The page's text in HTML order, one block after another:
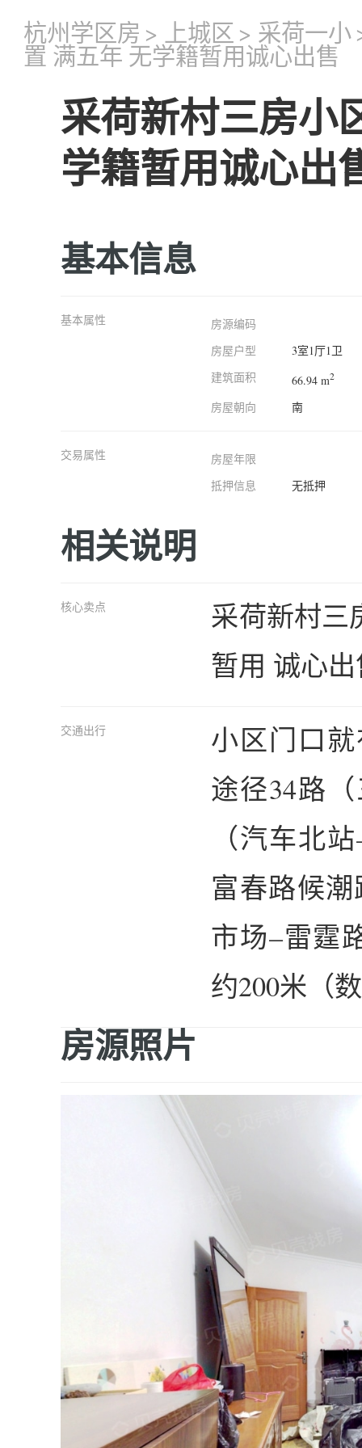
杭州学区房 > 上城区 > 采荷一小
置 满五年 无学籍暂用诚心出售
采荷新村三房小
学籍暂用诚心出
基本信息
基本属性
房源编码
房屋户型
3室1厅1卫
建筑面积
66.94 m2
房屋朝向 南
交易属性
房屋年限
抵押信息
无抵押
相关说明
核心卖点
采荷新村三
暂用 诚心
交通出行
小区门口
途径34路
（汽车北
富春路候
市场–雷霆
约200米（
房源照片